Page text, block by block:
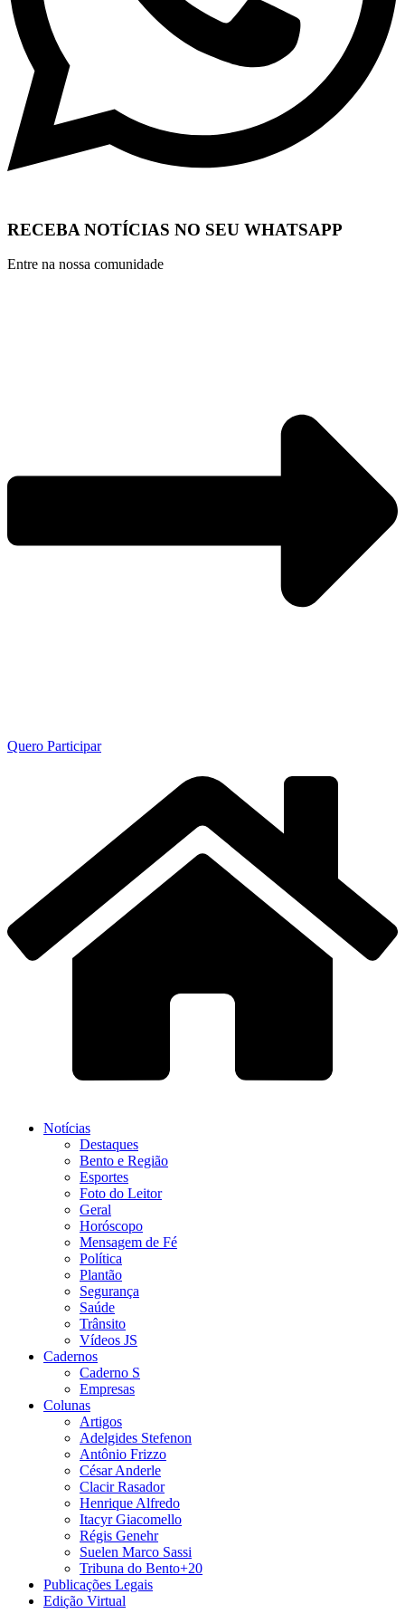
RECEBA NOTÍCIAS NO SEU WHATSAPP
Entre na nossa comunidade
Quero Participar
Notícias
Destaques
Bento e Região
Esportes
Foto do Leitor
Geral
Horóscopo
Mensagem de Fé
Política
Plantão
Segurança
Saúde
Trânsito
Vídeos JS
Cadernos
Caderno S
Empresas
Colunas
Artigos
Adelgides Stefenon
Antônio Frizzo
César Anderle
Clacir Rasador
Henrique Alfredo
Itacyr Giacomello
Régis Genehr
Suelen Marco Sassi
Tribuna do Bento+20
Publicações Legais
Edição Virtual